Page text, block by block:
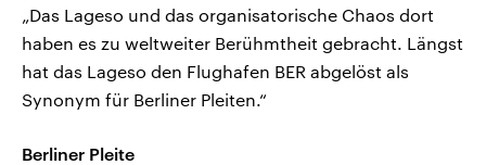
„Das Lageso und das organisatorische Chaos dort
haben es zu weltweiter Berühmtheit gebracht. Längst
hat das Lageso den Flughafen BER abgelöst als
Synonym für Berliner Pleiten.“
Berliner Pleite